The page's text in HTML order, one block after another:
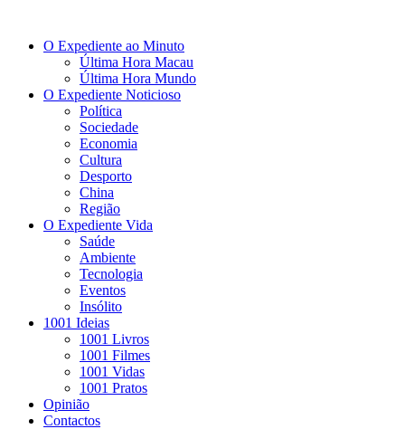
O Expediente ao Minuto
Última Hora Macau
Última Hora Mundo
O Expediente Noticioso
Política
Sociedade
Economia
Cultura
Desporto
China
Região
O Expediente Vida
Saúde
Ambiente
Tecnologia
Eventos
Insólito
1001 Ideias
1001 Livros
1001 Filmes
1001 Vidas
1001 Pratos
Opinião
Contactos